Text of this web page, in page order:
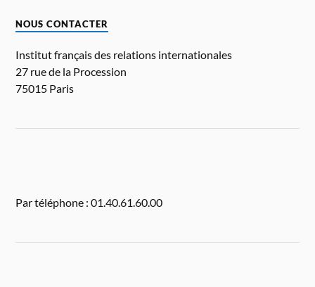
NOUS CONTACTER
Institut français des relations internationales
27 rue de la Procession
75015 Paris
Par téléphone : 01.40.61.60.00